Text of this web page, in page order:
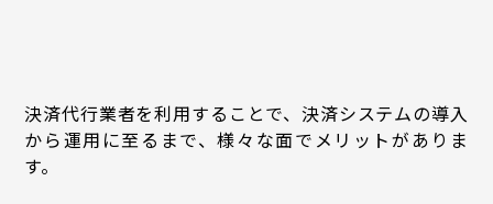
決済代行業者を利用することで、決済システムの導入
から運用に至るまで、様々な面でメリットがありま
す。